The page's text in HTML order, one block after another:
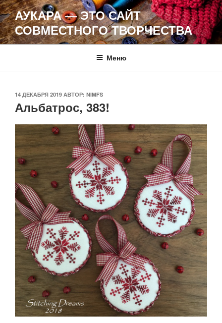
Перейти
к
содержимому
АУКАРА — ЭТО САЙТ
СОВМЕСТНОГО ТВОРЧЕСТВА
Меню
ОПУБЛИКОВАНО
14 ДЕКАБРЯ 2019 АВТОР: NIMFS
Альбатрос, 383!